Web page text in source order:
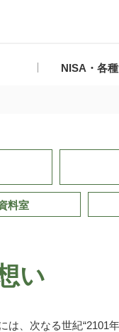
NISA・各
料室
い
、次なる世紀“2101年